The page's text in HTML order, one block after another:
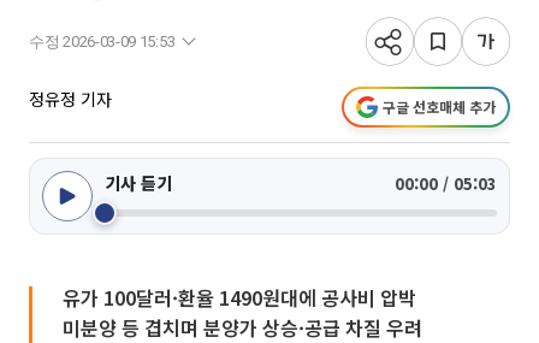
수정 2026-03-09 15:53
정유정 기자 구글 선호매체 추가
기사 듣기 00:00 / 05:03
유가 100달러·환율 1490원대에 공사비 압박
미분양 등 겹치며 분양가 상승·공급 차질 우려